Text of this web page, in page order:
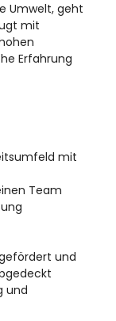
Umwelt, geht
mit
Erfahrung
mit
Team
und
und